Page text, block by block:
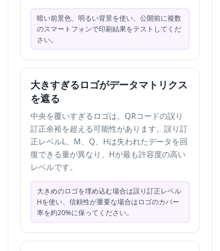
暗い前景色、明るい背景を使い、公開前に複数
のスマートフォンで印刷結果をテストしてくだ
さい。
大きすぎるロゴがデータマトリクス
を遮る
中央を覆いすぎるロゴは、QRコードの誤り
訂正余裕を超える可能性があります。誤り訂
正レベルL、M、Q、Hは失われたデータを回
復できる量が異なり、Hが最も許容度の高い
レベルです。
大きめのロゴを埋め込む場合は誤り訂正レベル
Hを使い、信頼性が重要な場合はロゴのカバー
率を約20%に保ってください。